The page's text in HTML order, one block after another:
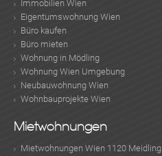
Immobilien Wien
Eigentumswohnung Wien
Büro kaufen
Büro mieten
Wohnung in Mödling
Wohnung Wien Umgebung
Neubauwohnung Wien
Wohnbauprojekte Wien
Mietwohnungen
Mietwohnungen Wien 1120 Meidling